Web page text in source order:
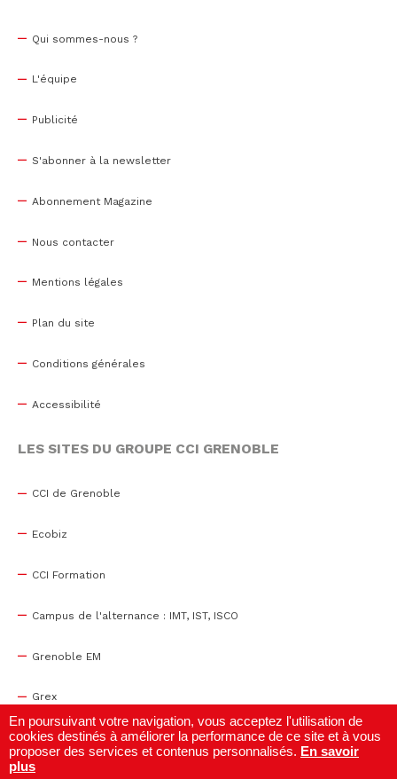
Qui sommes-nous ?
L'équipe
Publicité
S'abonner à la newsletter
Abonnement Magazine
Nous contacter
Mentions légales
Plan du site
Conditions générales
Accessibilité
LES SITES DU GROUPE CCI GRENOBLE
CCI de Grenoble
Ecobiz
CCI Formation
Campus de l'alternance : IMT, IST, ISCO
Grenoble EM
Grex
WTC Grenoble
En poursuivant votre navigation, vous acceptez l'utilisation de
cookies destinés à améliorer la performance de ce site et à vous
proposer des services et contenus personnalisés. En savoir
plus